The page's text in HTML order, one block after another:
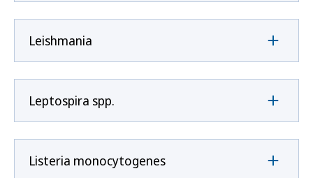
Leishmania
Leptospira spp.
Listeria monocytogenes